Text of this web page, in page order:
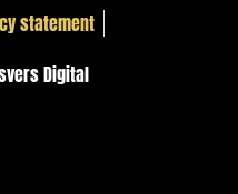
statement
Digital